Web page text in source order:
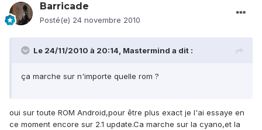
Barricade
Posté(e) 24 novembre 2010
Le 24/11/2010 à 20:14, Mastermind a dit :
ça marche sur n'importe quelle rom ?
oui sur toute ROM Android,pour être plus exact je l'ai essaye en
ce moment encore sur 2.1 update.Ca marche sur la cyano,et la